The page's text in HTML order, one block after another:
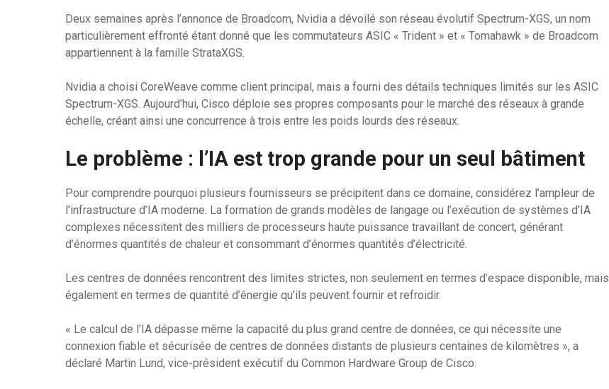
Deux semaines après l’annonce de Broadcom, Nvidia a dévoilé son réseau évolutif Spectrum-XGS, un nom
particulièrement effronté étant donné que les commutateurs ASIC « Trident » et « Tomahawk » de Broadcom
appartiennent à la famille StrataXGS.
Nvidia a choisi CoreWeave comme client principal, mais a fourni des détails techniques limités sur les ASIC
Spectrum-XGS. Aujourd’hui, Cisco déploie ses propres composants pour le marché des réseaux à grande
échelle, créant ainsi une concurrence à trois entre les poids lourds des réseaux.
Le problème : l’IA est trop grande pour un seul bâtiment
Pour comprendre pourquoi plusieurs fournisseurs se précipitent dans ce domaine, considérez l’ampleur de
l’infrastructure d’IA moderne. La formation de grands modèles de langage ou l’exécution de systèmes d’IA
complexes nécessitent des milliers de processeurs haute puissance travaillant de concert, générant
d’énormes quantités de chaleur et consommant d’énormes quantités d’électricité.
Les centres de données rencontrent des limites strictes, non seulement en termes d’espace disponible, mais
également en termes de quantité d’énergie qu’ils peuvent fournir et refroidir.
« Le calcul de l’IA dépasse même la capacité du plus grand centre de données, ce qui nécessite une
connexion fiable et sécurisée de centres de données distants de plusieurs centaines de kilomètres », a
déclaré Martin Lund, vice-président exécutif du Common Hardware Group de Cisco.